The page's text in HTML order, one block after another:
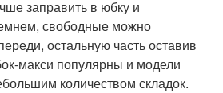
заправить в юбку и
свободные можно
остальную часть оставив
макси популярны и модели
количеством складок.